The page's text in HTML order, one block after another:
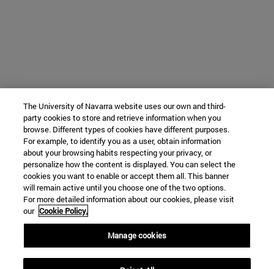
The University of Navarra website uses our own and third-
party cookies to store and retrieve information when you
browse. Different types of cookies have different purposes.
For example, to identify you as a user, obtain information
about your browsing habits respecting your privacy, or
personalize how the content is displayed. You can select the
cookies you want to enable or accept them all. This banner
will remain active until you choose one of the two options.
For more detailed information about our cookies, please visit
our Cookie Policy.
Manage cookies